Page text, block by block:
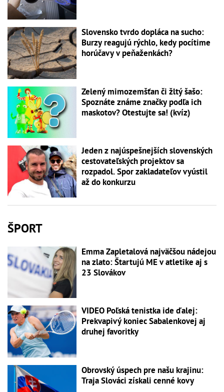
Slovensko tvrdo dopláca na sucho:
Burzy reagujú rýchlo, kedy pocítime
horúčavy v peňaženkách?
Zelený mimozemšťan či žltý šašo:
Spoznáte známe značky podľa ich
maskotov? Otestujte sa! (kvíz)
Jeden z najúspešnejších slovenských
cestovateľských projektov sa
rozpadol. Spor zakladateľov vyústil
až do konkurzu
ŠPORT
Emma Zapletalová najväčšou nádejou
na zlato: Štartujú ME v atletike aj s
23 Slovákov
VIDEO Poľská tenistka ide ďalej:
Prekvapivý koniec Sabalenkovej aj
druhej favoritky
Obrovský úspech pre našu krajinu:
Traja Slováci získali cenné kovy